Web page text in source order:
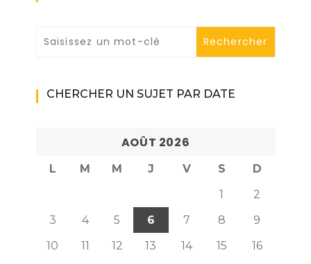
CHERCHER UN SUJET PAR DATE
AOÛT 2026
L M M J V S
D
1
2
3
4 5 6 7 8
9
10
11 12 13 14 15
16